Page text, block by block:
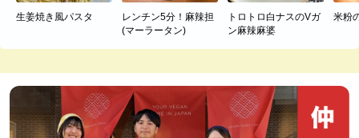
生姜焼き風パスタ
レンチン5分！麻辣担
(マーラータン)
トロトロ白ナスのVガ
ン麻辣麻婆
米粉